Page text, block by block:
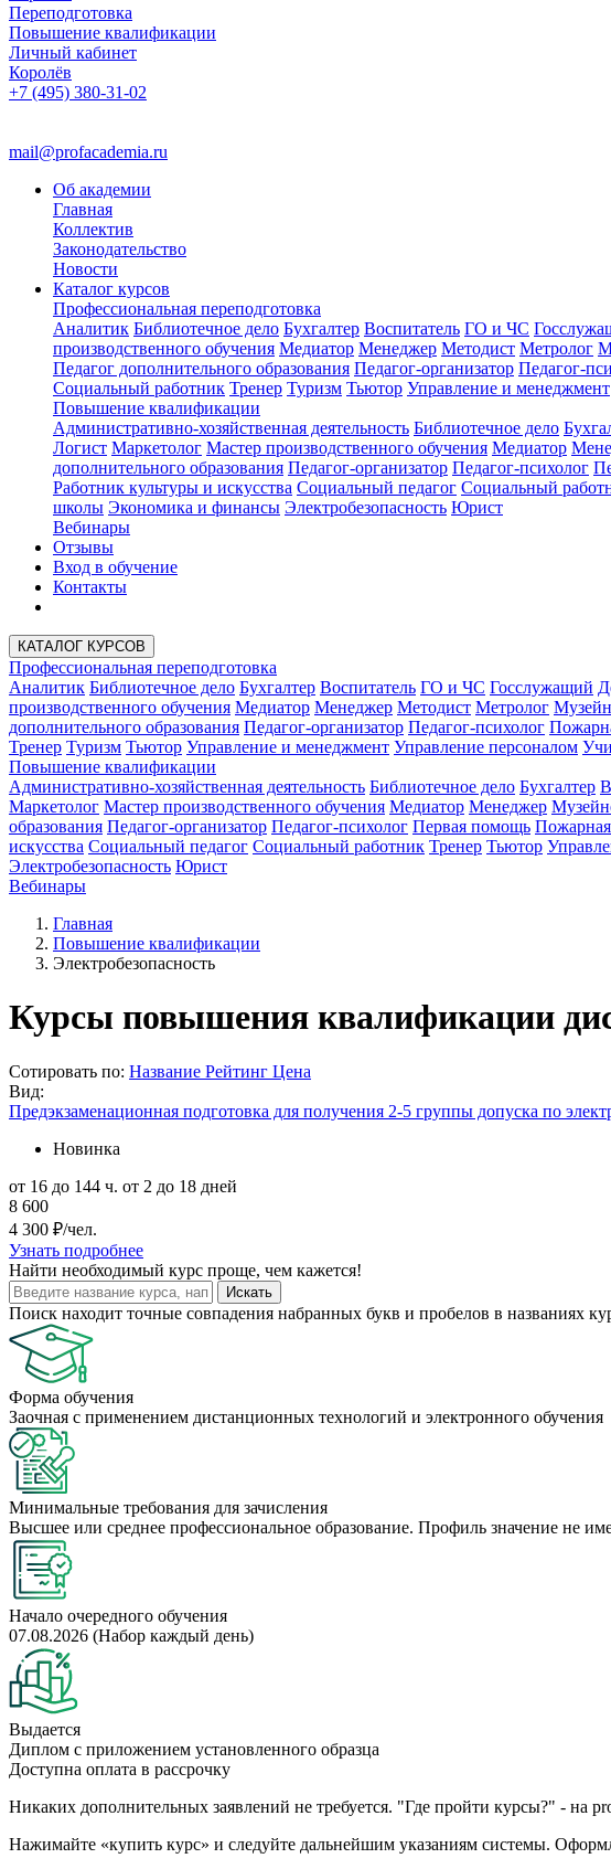
Переподготовка
Повышение квалификации
Личный кабинет
Королёв
+7 (495) 380-31-02
mail@profacademia.ru
Об академии
Главная
Коллектив
Законодательство
Новости
Каталог курсов
Профессиональная переподготовка
Аналитик Библиотечное дело Бухгалтер Воспитатель ГО и ЧС
производственного обучения Медиатор Менеджер Методист Метролог
Педагог дополнительного образования Педагог-организатор Педагог-
Социальный работник Тренер Туризм Тьютор Управление и менеджмент
Повышение квалификации
Административно-хозяйственная деятельность Библиотечное дело
Логист Маркетолог Мастер производственного обучения Медиатор
дополнительного образования Педагог-организатор Педагог-психолог
Работник культуры и искусства Социальный педагог Социальный
школы Экономика и финансы Электробезопасность Юрист
Вебинары
Отзывы
Вход в обучение
Контакты
КАТАЛОГ КУРСОВ
Профессиональная переподготовка
Аналитик Библиотечное дело Бухгалтер Воспитатель ГО и ЧС Госслужащий
производственного обучения Медиатор Менеджер Методист Метролог
дополнительного образования Педагог-организатор Педагог-психолог
Тренер Туризм Тьютор Управление и менеджмент Управление персоналом
Повышение квалификации
Административно-хозяйственная деятельность Библиотечное дело Бухгалтер
Маркетолог Мастер производственного обучения Медиатор Менеджер
образования Педагог-организатор Педагог-психолог Первая помощь Пожарная
искусства Социальный педагог Социальный работник Тренер Тьютор
Электробезопасность Юрист
Вебинары
Главная
Повышение квалификации
Электробезопасность
Курсы повышения квалификации
Сотировать по: Название Рейтинг Цена
Вид:
Предэкзаменационная подготовка для получения 2-5 группы допуска по
Новинка
от 16 до 144 ч. от 2 до 18 дней
8 600
4 300 ₽/чел.
Узнать подробнее
Найти необходимый курс проще, чем кажется!
Искать
Поиск находит точные совпадения набранных букв и пробелов в названиях
Форма обучения
Заочная с применением дистанционных технологий и электронного обучения
Минимальные требования для зачисления
Высшее или среднее профессиональное образование. Профиль значение не
Начало очередного обучения
07.08.2026 (Набор каждый день)
Выдается
Диплом с приложением установленного образца
Доступна оплата в рассрочку
Никаких дополнительных заявлений не требуется. "Где пройти курсы?" - на
Нажимайте «купить курс» и следуйте дальнейшим указаниям системы.